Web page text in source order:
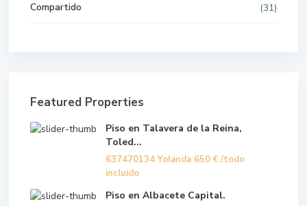
Compartido (31)
Featured Properties
Piso en Talavera de la Reina,
Toled...
637470134 Yolanda 650 € /todo
incluido
Piso en Albacete Capital.